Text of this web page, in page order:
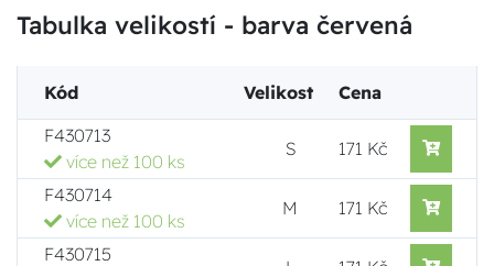
Tabulka velikostí - barva červená
Kód Velikost
Cena
F430713
více než 100 ks
S 171 Kč
F430714
více než 100 ks
M 171 Kč
F430715